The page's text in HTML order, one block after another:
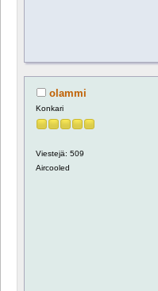
olammi
Konkari
Viestejä: 509
Aircooled